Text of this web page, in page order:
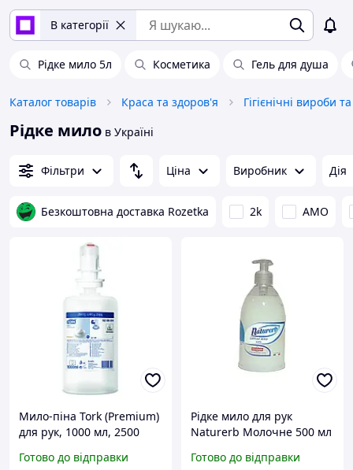
В категорії
Рідке мило 5л Косметика Гель для душа
Каталог товарів Краса та здоров'я Гігієнічні вироби
Рідке мило в Україні
Фільтри Ціна Виробник Дія
Безкоштовна доставка Rozetka 2k AMO
Мило-піна Tork (Premium)
для рук, 1000 мл, 2500
Готово до відправки
Рідке мило для рук
Naturerb Молочне 500 мл
Готово до відправки